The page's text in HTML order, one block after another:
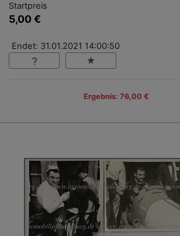
Startpreis
5,00 €
Endet: 31.01.2021 14:00:50
Ergebnis: 76,00 €